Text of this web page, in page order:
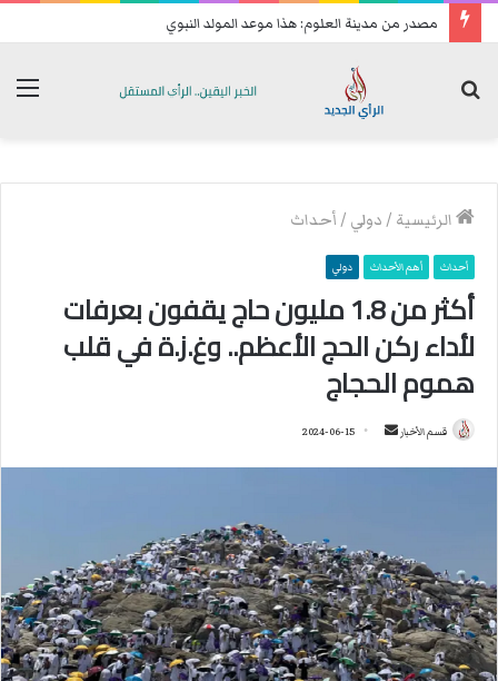
مصدر من مدينة العلوم: هذا موعد المولد النبوي
الرئيسية /دولي /أحداث
أحداث أهم الأحداث دولي
أكثر من 1.8 مليون حاج يقفون بعرفات
لأداء ركن الحج الأعظم.. وغ.ز.ة في قلب
هموم الحجاج
قسم الأخبار
ر
ي
د
ا
إ
2024-06-15